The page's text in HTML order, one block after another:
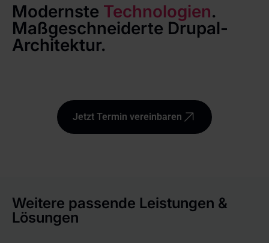
Modernste Technologien.
Maßgeschneiderte Drupal-
Architektur.
Jetzt Termin vereinbaren
Weitere passende Leistungen &
Lösungen